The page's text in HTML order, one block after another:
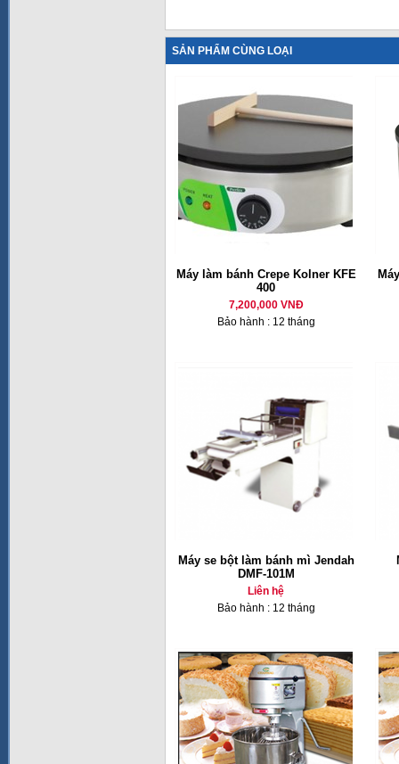
SẢN PHẨM CÙNG LOẠI
Máy làm bánh Crepe Kolner KFE
400
7,200,000 VNĐ
Bảo hành : 12 tháng
Máy se bột làm bánh mì Jendah
DMF-101M
Liên hệ
Bảo hành : 12 tháng